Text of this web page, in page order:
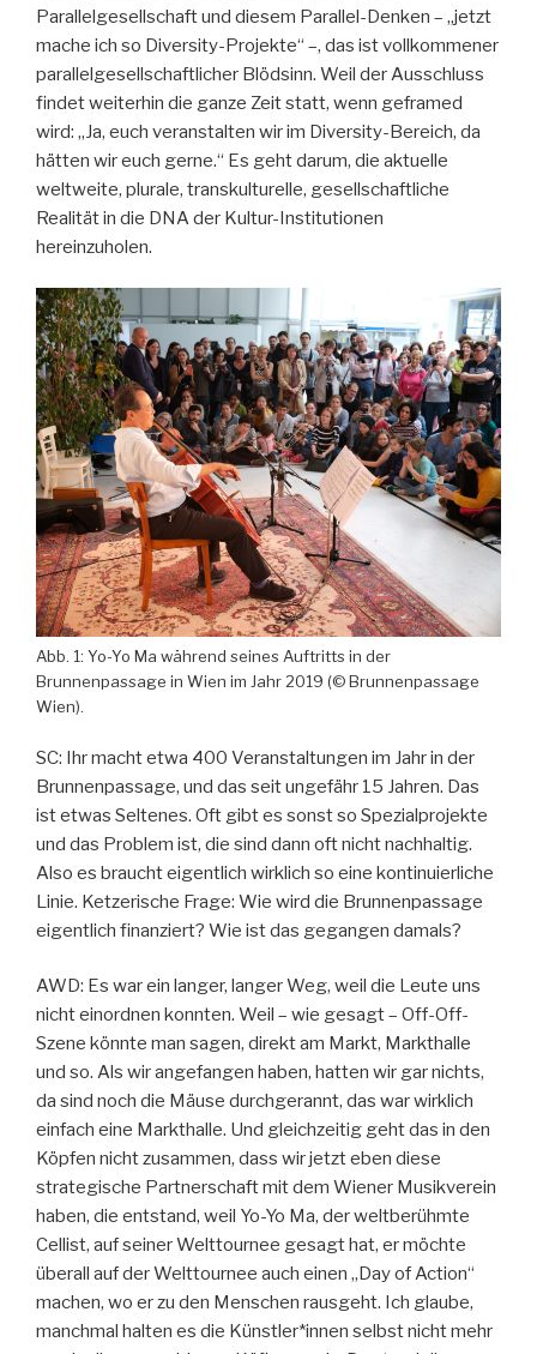
Parallelgesellschaft und diesem Parallel-Denken – „jetzt
mache ich so Diversity-Projekte“ –, das ist vollkommener
parallelgesellschaftlicher Blödsinn. Weil der Ausschluss
findet weiterhin die ganze Zeit statt, wenn geframed
wird: „Ja, euch veranstalten wir im Diversity-Bereich, da
hätten wir euch gerne.“ Es geht darum, die aktuelle
weltweite, plurale, transkulturelle, gesellschaftliche
Realität in die DNA der Kultur-Institutionen
hereinzuholen.
Abb. 1: Yo-Yo Ma während seines Auftritts in der
Brunnenpassage in Wien im Jahr 2019 (© Brunnenpassage
Wien).
SC: Ihr macht etwa 400 Veranstaltungen im Jahr in der
Brunnenpassage, und das seit ungefähr 15 Jahren. Das
ist etwas Seltenes. Oft gibt es sonst so Spezialprojekte
und das Problem ist, die sind dann oft nicht nachhaltig.
Also es braucht eigentlich wirklich so eine kontinuierliche
Linie. Ketzerische Frage: Wie wird die Brunnenpassage
eigentlich finanziert? Wie ist das gegangen damals?
AWD: Es war ein langer, langer Weg, weil die Leute uns
nicht einordnen konnten. Weil – wie gesagt – Off-Off-
Szene könnte man sagen, direkt am Markt, Markthalle
und so. Als wir angefangen haben, hatten wir gar nichts,
da sind noch die Mäuse durchgerannt, das war wirklich
einfach eine Markthalle. Und gleichzeitig geht das in den
Köpfen nicht zusammen, dass wir jetzt eben diese
strategische Partnerschaft mit dem Wiener Musikverein
haben, die entstand, weil Yo-Yo Ma, der weltberühmte
Cellist, auf seiner Welttournee gesagt hat, er möchte
überall auf der Welttournee auch einen „Day of Action“
machen, wo er zu den Menschen rausgeht. Ich glaube,
manchmal halten es die Künstler*innen selbst nicht mehr